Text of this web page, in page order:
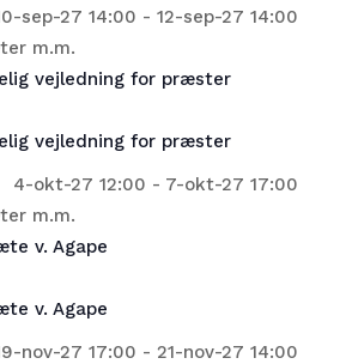
sep-27 14:00 -12-sep-27 14:00
m.m.
vejledning for præster
vejledning for præster
4-okt-27 12:00 - 7-okt-27 17:00
m.m.
v. Agape
v. Agape
nov-27 17:00 -21-nov-27 14:00